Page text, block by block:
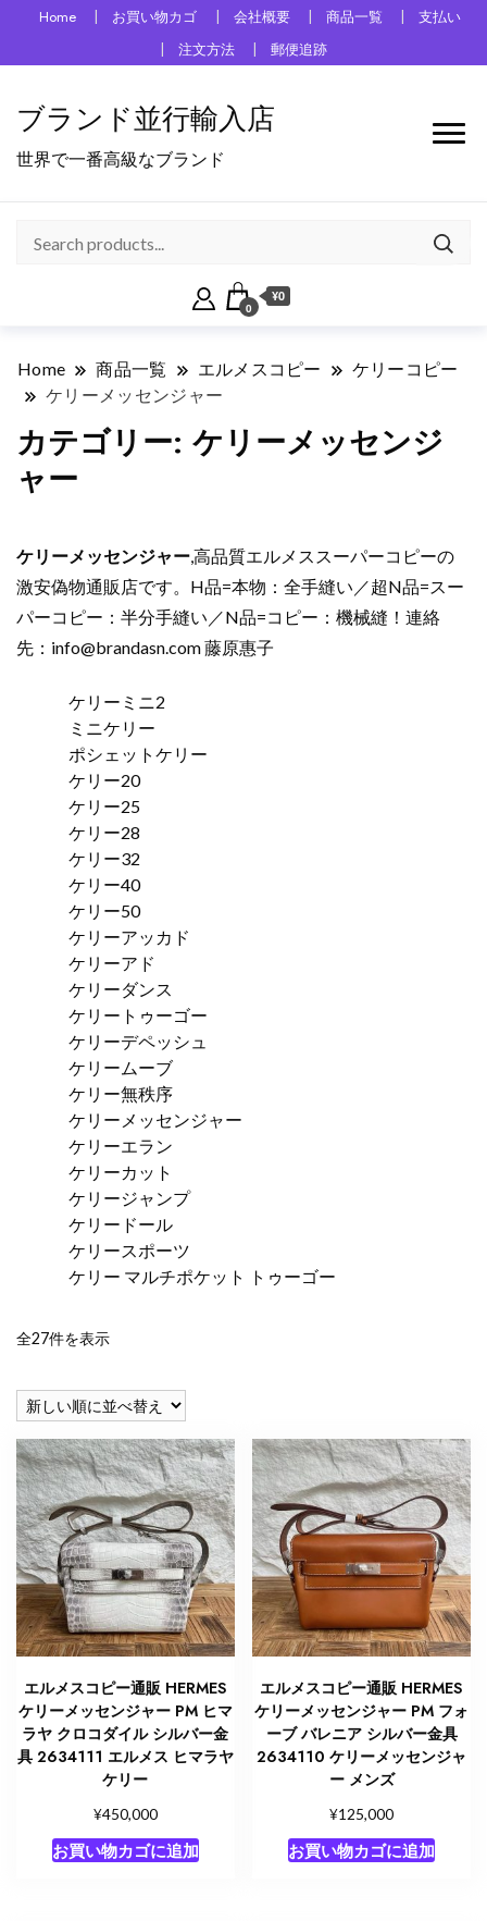
Home お買い物カゴ 会社概要 商品一覧
支払い
注文方法
郵便追跡
ブランド並行輸入店
世界で一番高級なブランド
0
¥0
Home 商品一覧 エルメスコピー
ケリーコピー
ケリーメッセンジャー
カテゴリー: ケリーメッセンジ
ャー
ケリーメッセンジャー,高品質エルメススーパーコピーの
激安偽物通販店です。H品=本物：全手縫い／超N品=スー
パーコピー：半分手縫い／N品=コピー：機械縫！連絡
先： info@brandasn.com藤原惠子
ケリーミニ2
ミニケリー
ポシェットケリー
ケリー20
ケリー25
ケリー28
ケリー32
ケリー40
ケリー50
ケリーアッカド
ケリーアド
ケリーダンス
ケリートゥーゴー
ケリーデペッシュ
ケリームーブ
ケリー無秩序
ケリーメッセンジャー
ケリーエラン
ケリーカット
ケリージャンプ
ケリードール
ケリースポーツ
ケリー マルチポケット トゥーゴー
全27件を表示新
い
順
エルメスコピー通販 HERMES
ケリーメッセンジャー PM ヒマ
ラヤ クロコダイル シルバー金
具 2634111 エルメス ヒマラヤ
ケリー
¥450,000
お買い物カゴに追加
エルメスコピー通販 HERMES
ケリーメッセンジャー PM フォ
ーブ バレニア シルバー金具
2634110 ケリーメッセンジャ
ー メンズ
¥125,000
お買い物カゴに追加